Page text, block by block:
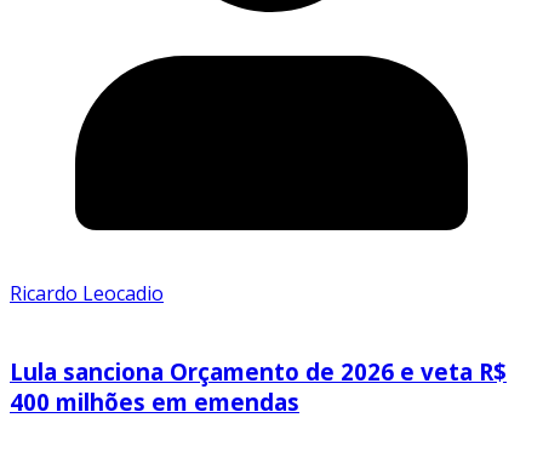
Ricardo Leocadio
Lula sanciona Orçamento de 2026 e veta R$
400 milhões em emendas